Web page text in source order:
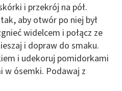
i przekrój na pół.
aby otwór po niej był
widelcem i połącz ze
i dopraw do smaku.
i udekoruj pomidorkami
ósemki. Podawaj z
danych do
podstawie